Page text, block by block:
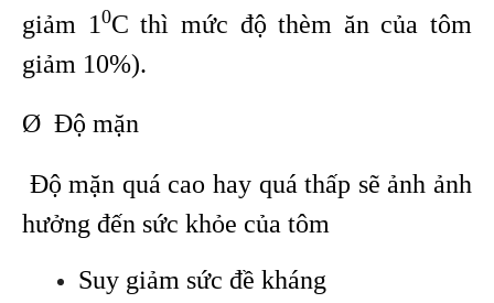
giảm 1 0C thì mức độ thèm ăn của tôm
giảm 10%).
Ø Độ mặn
Độ mặn quá cao hay quá thấp sẽ ảnh ảnh
hưởng đến sức khỏe của tôm
Suy giảm sức đề kháng